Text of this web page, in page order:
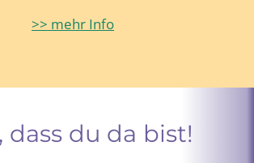
>> mehr Info
dass du da bist!